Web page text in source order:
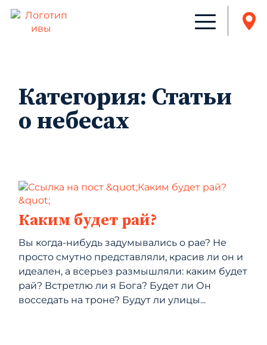
Категория: Статьи
о небесах
Каким будет рай?
Вы когда-нибудь задумывались о рае? Не
просто смутно представляли, красив ли он и
идеален, а всерьез размышляли: каким будет
рай? Встретлю ли я Бога? Будет ли Он
восседать на троне? Будут ли улицы...